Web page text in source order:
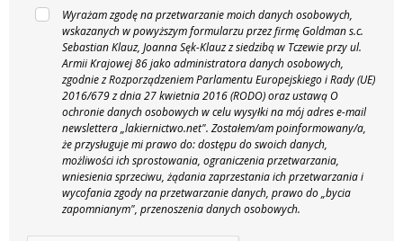
Wyrażam zgodę na przetwarzanie moich danych osobowych,
wskazanych w powyższym formularzu przez firmę Goldman s.c.
Sebastian Klauz, Joanna Sęk-Klauz z siedzibą w Tczewie przy ul.
Armii Krajowej 86 jako administratora danych osobowych,
zgodnie z Rozporządzeniem Parlamentu Europejskiego i Rady (UE)
2016/679 z dnia 27 kwietnia 2016 (RODO) oraz ustawą O
ochronie danych osobowych w celu wysyłki na mój adres e-mail
newslettera „lakiernictwo.net". Zostałem/am poinformowany/a,
że przysługuje mi prawo do: dostępu do swoich danych,
możliwości ich sprostowania, ograniczenia przetwarzania,
wniesienia sprzeciwu, żądania zaprzestania ich przetwarzania i
wycofania zgody na przetwarzanie danych, prawo do „bycia
zapomnianym", przenoszenia danych osobowych.